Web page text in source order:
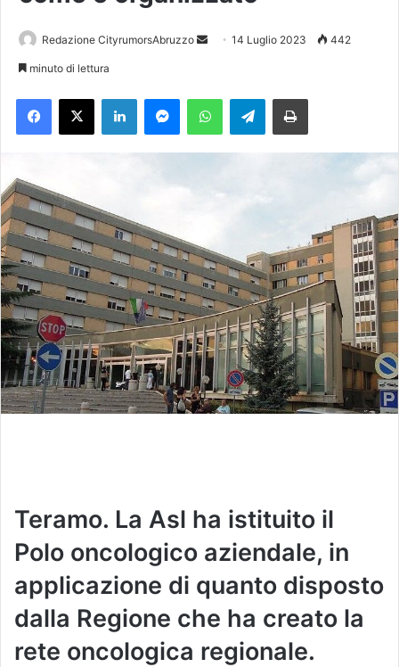
Redazione CityrumorsAbruzzo
a
a
i
l
14 Luglio 2023 442
minuto di lettura
Telegram
Teramo. La Asl ha istituito il
Polo oncologico aziendale, in
applicazione di quanto disposto
dalla Regione che ha creato la
rete oncologica regionale.